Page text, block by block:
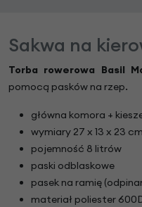
Sakwa na
Torba rowerowa Basil
pomocą pasków na rzep.
główna komora +
wymiary 27 x 13 x 23 cm
pojemność 8 litrów
paski odblaskowe
pasek na ramię
materiał poliester